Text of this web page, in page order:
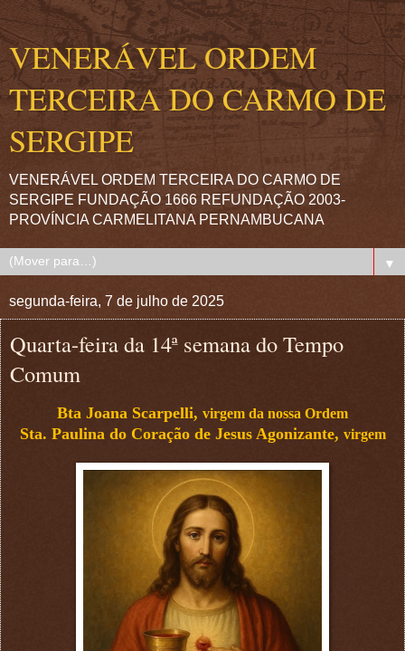
VENERÁVEL ORDEM
TERCEIRA DO CARMO DE
SERGIPE
VENERÁVEL ORDEM TERCEIRA DO CARMO DE
SERGIPE FUNDAÇÃO 1666 REFUNDAÇÃO 2003-
PROVÍNCIA CARMELITANA PERNAMBUCANA
▼
segunda-feira, 7 de julho de 2025
Quarta-feira da 14ª semana do Tempo
Comum
Bta Joana Scarpelli, virgem da nossa Ordem
Sta. Paulina do Coração de Jesus Agonizante, virgem